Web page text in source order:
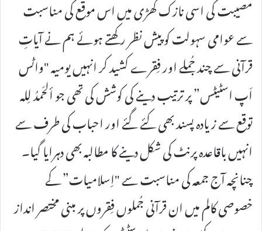
مصیبت کی اسی نازک گھڑی میں اس موقع کی مناسبت
سے عوامی سہولت کو پیش نظر رکھتے ہوئے ہم نے آیاتِ
قرآنی سے چند جُملے اور فِقرے کشید کر انہیں یومیہ "واٹس
اَپ اسٹیٹس” پر ترتیب دینے کی کوشش کی تھی جو ألحَمدُ لِلہ
توقع سے زیادہ پسند بھی کئے گئے اور احباب کی طرف سے
انہیں باقاعدہ پرنٹ کی شکل دینے کا مطالبہ بھی دہرایا گیا۔
چنانچہ آج جمعہ کی مناسبت سے "اِسلامیات” کے
خصوصی کالم میں ان قرآنی جُملوں فِقروں پر مبنی مختصر انداز